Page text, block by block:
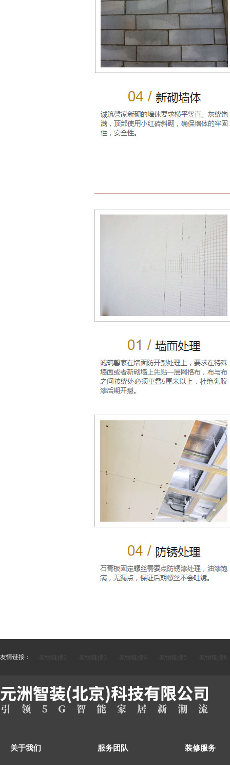
友情链接： ·友情链接2 ·友情链接3 ·友情链接4 ·友情链接5 ·友情链接6
关于我们 服务团队 装修服务